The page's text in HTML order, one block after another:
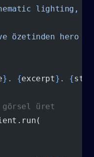
lighting,
özetinden hero
} . {excerpt} . {
üret